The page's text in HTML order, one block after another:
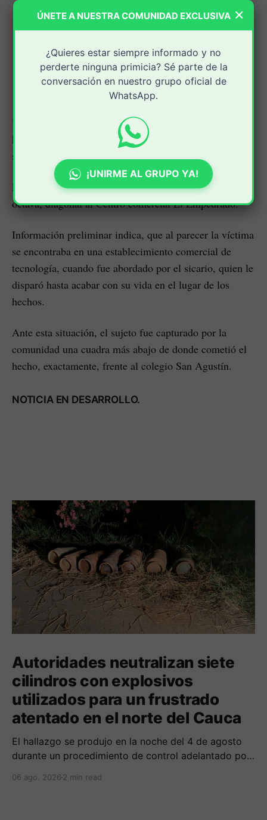
Un grave hecho de sangre se registró en pleno centro
histórico de la ciudad de Popayán, el cual deja como
saldo una persona asesinada.
El hecho sucedido sobre la carrera quinta con calle
octava, diagonal al Centro comercial El Empedrado.
Información preliminar indica, que al parecer la víctima
se encontraba en una establecimiento comercial de
tecnología, cuando fue abordado por el sicario, quien le
disparó hasta acabar con su vida en el lugar de los
hechos.
Ante esta situación, el sujeto fue capturado por la
comunidad una cuadra más abajo de donde cometió el
hecho, exactamente, frente al colegio San Agustín.
NOTICIA EN DESARROLLO.
Autoridades neutralizan siete
cilindros con explosivos
utilizados para un frustrado
atentado en el norte del Cauca
El hallazgo se produjo en la noche del 4 de agosto
durante un procedimiento de control adelantado por
06 ago. 2026 2 min read
×
ÚNETE A NUESTRA COMUNIDAD EXCLUSIVA
¿Quieres estar siempre informado y no
perderte ninguna primicia? Sé parte de la
conversación en nuestro grupo oficial de
WhatsApp.
¡UNIRME AL GRUPO YA!